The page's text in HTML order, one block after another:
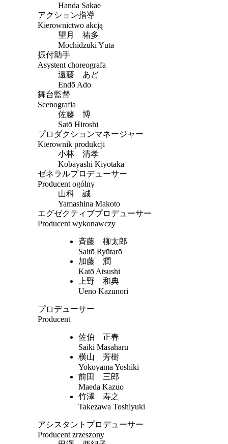
Handa Sakae
アクション指導
Kierownictwo akcją
望月 祐多
Mochidzuki Yūta
振付助手
Asystent choreografa
遠藤 あど
Endō Ado
舞台監督
Scenografia
佐藤 博
Satō Hiroshi
プロダクションマネージャー
Kierownik produkcji
小林 清孝
Kobayashi Kiyotaka
ゼネラルプロデューサー
Producent ogólny
山科 誠
Yamashina Makoto
エグゼクティブプロデューサー
Producent wykonawczy
斉藤 柳太郎
Saitō Ryūtarō
加藤 潤
Katō Atsushi
上野 和典
Ueno Kazunori
プロデューサー
Producent
佐伯 正春
Saiki Masaharu
横山 芳樹
Yokoyama Yoshiki
前田 三郎
Maeda Kazuo
竹澤 寿之
Takezawa Toshiyuki
アシスタントプロデューサー
Producent zrzeszony